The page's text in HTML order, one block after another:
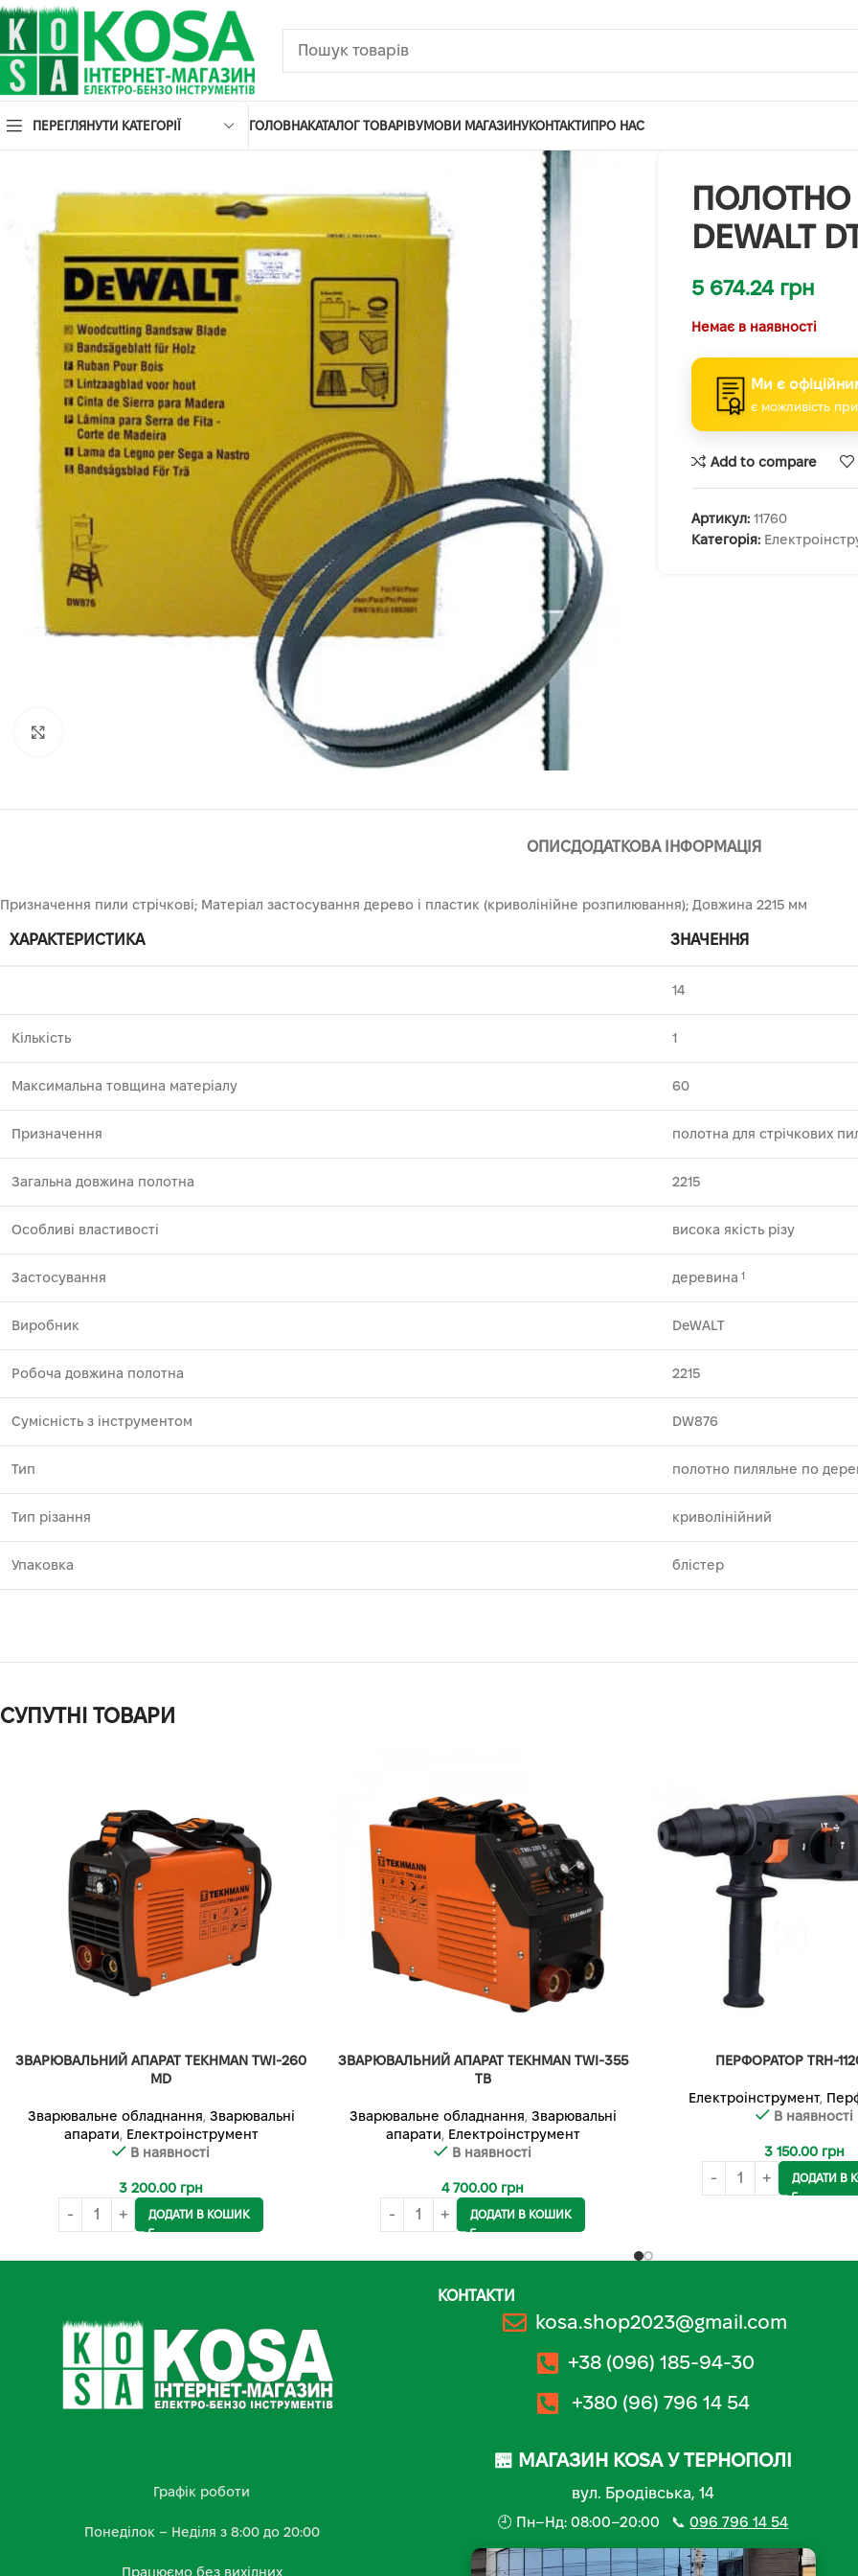
ПЕРЕГЛЯНУТИ КАТЕГОРІЇ ГОЛОВНАКАТАЛОГ ТОВАРІВУМОВИ МАГАЗИНУКОНТАКТИПРО НАС
ПОЛОТНО
DEWALT
5 674.24 грн
Немає в наявності
Ми є
є можливість
Add to compare
Артикул: 11760
Категорія:
ОПИСДОДАТКОВА ІНФОРМАЦІЯ
Призначення пили стрічкові; Матеріал застосування дерево і пластик (криволінійне розпилювання); Довжина 2215 мм
ХАРАКТЕРИСТИКА ЗНАЧЕННЯ
14
Кількість 1
Максимальна товщина матеріалу 60
Призначення полотна для стрічкових
Загальна довжина полотна 2215
Особливі властивості висока якість різу
Застосування деревина 1
Виробник DeWALT
Робоча довжина полотна 2215
Сумісність з інструментом DW876
Тип полотно пиляльне по
Тип різання криволінійний
Упаковка блістер
СУПУТНІ ТОВАРИ
ЗВАРЮВАЛЬНИЙ АПАРАТ TEKHMAN TWI-260
MD
Зварювальне обладнання, Зварювальні
апарати, Електроінструмент
В наявності
3 200.00 грн
ДОДАТИ В КОШИК
ЗВАРЮВАЛЬНИЙ АПАРАТ TEKHMAN TWI-355
TB
Зварювальне обладнання, Зварювальні
апарати, Електроінструмент
В наявності
4 700.00 грн
ДОДАТИ В КОШИК
ПЕРФОРАТОР TRH-
Електроінструмент,
В наявності
3 150.00 грн
ДОДАТИ В
Графік роботи
Понеділок – Неділя з 8:00 до 20:00
Працюємо без вихідних
КОНТАКТИ
kosa.shop2023@gmail.com
+38 (096) 185-94-30
+380 (96) 796 14 54
🏪 МАГАЗИН KOSA У ТЕРНОПОЛІ
вул. Бродівська, 14
🕘 Пн–Нд: 08:00–20:00 📞096 796 14 54